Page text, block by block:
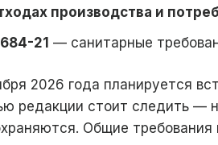
производства и
21 — санитарные
2026 года планируется
редакции стоит следить —
Общие